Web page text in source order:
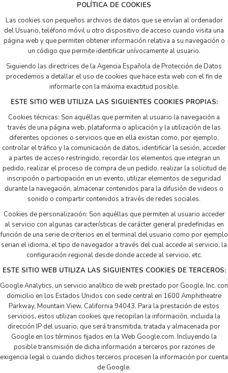
POLÍTICA DE COOKIES
Las cookies son pequeños archivos de datos que se envían al ordenador
del Usuario, teléfono móvil u otro dispositivo de acceso cuando visita una
página web y que permiten obtener información relativa a su navegación o
un código que permite identificar unívocamente al usuario.
Siguiendo las directrices de la Agencia Española de Protección de Datos
procedemos a detallar el uso de cookies que hace esta web con el fin de
informarle con la máxima exactitud posible.
ESTE SITIO WEB UTILIZA LAS SIGUIENTES COOKIES PROPIAS:
Cookies técnicas: Son aquéllas que permiten al usuario la navegación a
través de una página web, plataforma o aplicación y la utilización de las
diferentes opciones o servicios que en ella existan como, por ejemplo,
controlar el tráfico y la comunicación de datos, identificar la sesión, acceder
a partes de acceso restringido, recordar los elementos que integran un
pedido, realizar el proceso de compra de un pedido, realizar la solicitud de
inscripción o participación en un evento, utilizar elementos de seguridad
durante la navegación, almacenar contenidos para la difusión de videos o
sonido o compartir contenidos a través de redes sociales.
Cookies de personalización: Son aquéllas que permiten al usuario acceder
al servicio con algunas características de carácter general predefinidas en
función de una serie de criterios en el terminal del usuario como por ejemplo
serian el idioma, el tipo de navegador a través del cual accede al servicio, la
configuración regional desde donde accede al servicio, etc.
ESTE SITIO WEB UTILIZA LAS SIGUIENTES COOKIES DE TERCEROS:
Google Analytics, un servicio analítico de web prestado por Google, Inc. con
domicilio en los Estados Unidos con sede central en 1600 Amphitheatre
Parkway, Mountain View, California 94043. Para la prestación de estos
servicios, estos utilizan cookies que recopilan la información, incluida la
dirección IP del usuario, que será transmitida, tratada y almacenada por
Google en los términos fijados en la Web Google.com. Incluyendo la
posible transmisión de dicha información a terceros por razones de
exigencia legal o cuando dichos terceros procesen la información por cuenta
de Google.